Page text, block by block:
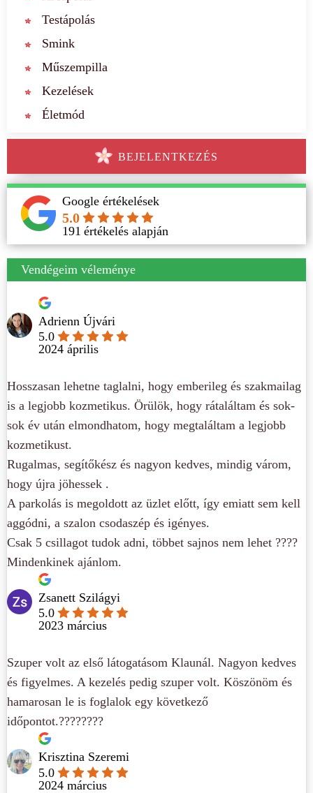
Testápolás
Smink
Műszempilla
Kezelések
Életmód
BEJELENTKEZÉS
Google értékelések
5.0
191 értékelés alapján
Vendégeim véleménye
Adrienn Újvári
5.0
2024 április
Hosszasan lehetne taglalni, hogy emberileg és szakmailag
is a legjobb kozmetikus. Örülök, hogy rátaláltam és sok-
sok év után elmondhatom, hogy megtaláltam a legjobb
kozmetikust.
Rugalmas, segítőkész és nagyon kedves, mindig várom,
hogy újra jöhessek .
A parkolás is megoldott az üzlet előtt, így emiatt sem kell
aggódni, a szalon csodaszép és igényes.
Csak 5 csillagot tudok adni, többet sajnos nem lehet ????
Mindenkinek ajánlom.
Zsanett Szilágyi
5.0
2023 március
Szuper volt az első látogatásom Klaunál. Nagyon kedves
és figyelmes. A kezelés pedig szuper volt. Köszönöm és
hamarosan le is foglalok egy következő
időpontot.????????
Krisztina Szeremi
5.0
2024 március